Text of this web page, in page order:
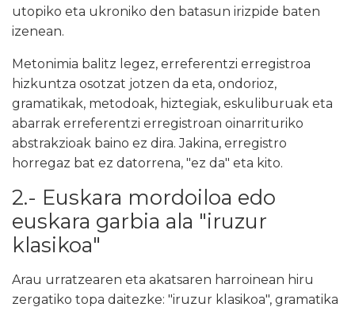
utopiko eta ukroniko den batasun irizpide baten
izenean.
Metonimia balitz legez, erreferentzi erregistroa
hizkuntza osotzat jotzen da eta, ondorioz,
gramatikak, metodoak, hiztegiak, eskuliburuak eta
abarrak erreferentzi erregistroan oinarrituriko
abstrakzioak baino ez dira. Jakina, erregistro
horregaz bat ez datorrena, "ez da" eta kito.
2.- Euskara mordoiloa edo
euskara garbia ala "iruzur
klasikoa"
Arau urratzearen eta akatsaren harroinean hiru
zergatiko topa daitezke: "iruzur klasikoa", gramatika